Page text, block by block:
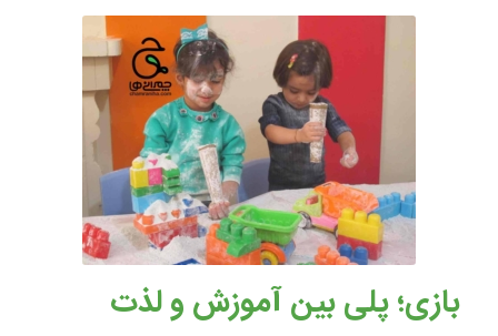
بازی؛ پلی بین آموزش و لذت